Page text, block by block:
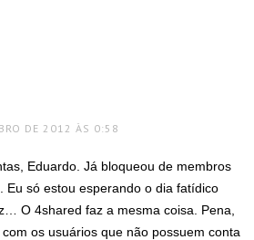
DE 2012 ÀS 0:58
Eduardo. Já bloqueou de membros
Eu só estou esperando o dia fatídico
O 4shared faz a mesma coisa. Pena,
os usuários que não possuem conta